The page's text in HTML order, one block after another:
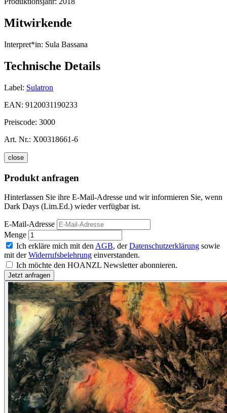
Mitwirkende
Interpret*in: Sula Bassana
Technische Details
Label: Sulatron
EAN: 9120031190233
Preiscode: 3000
Art. Nr.: X00318661-6
close
Produkt anfragen
Hinterlassen Sie ihre E-Mail-Adresse und wir informieren Sie, wenn
Dark Days (Lim.Ed.) wieder verfügbar ist.
E-Mail-Adresse
Menge
Ich erkläre mich mit den AGB, derDatenschutzerklärung sowie
mit derWiderrufsbelehrung einverstanden.
Ich möchte den HOANZL Newsletter abonnieren.